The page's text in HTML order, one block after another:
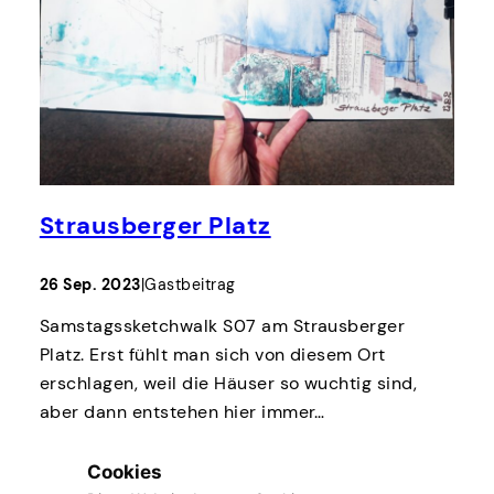
Strausberger Platz
26 Sep. 2023|Gastbeitrag
Samstagssketchwalk S07 am Strausberger
Platz. Erst fühlt man sich von diesem Ort
erschlagen, weil die Häuser so wuchtig sind,
aber dann entstehen hier immer…
mehr lesen |read more
Cookies